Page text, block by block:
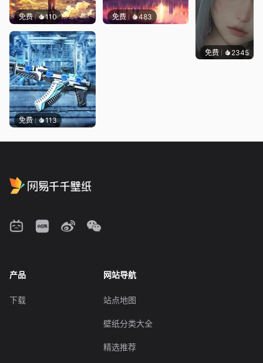
免费 110 免费 483
免费 113
免费 2345辰东
产品
下载
网站导航
站点地图
壁纸分类大全
精选推荐